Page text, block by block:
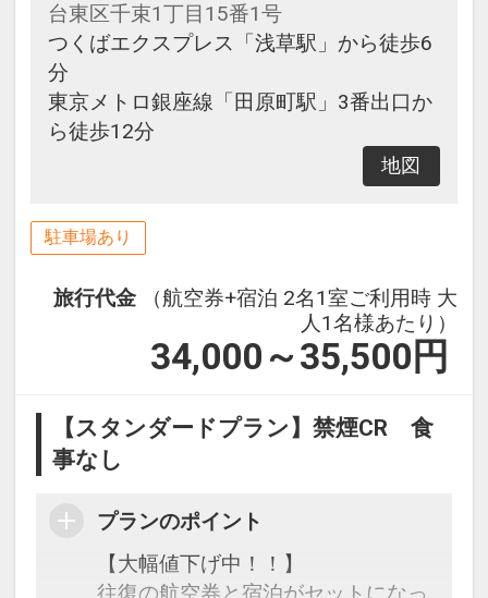
台東区千束1丁目15番1号
つくばエクスプレス「浅草駅」から徒歩6
分
東京メトロ銀座線「田原町駅」3番出口か
ら徒歩12分
地図
駐車場あり
旅行代金
（航空券+宿泊 2名1室ご利用時 大
人1名様あたり）
34,000～35,500 円
【スタンダードプラン】禁煙CR 食
事なし
プランのポイント
【大幅値下げ中！！】
往復の航空券と宿泊がセットになっ